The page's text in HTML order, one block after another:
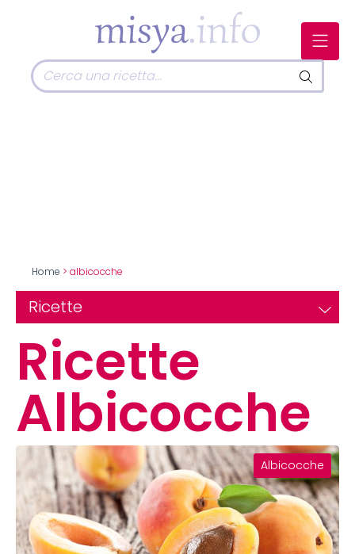
Home > albicocche
Ricette
Ricette
Albicocche
Albicocche